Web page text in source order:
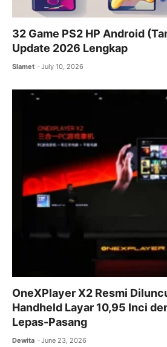
32 Game PS2 HP Android
Update 2026 Lengkap
Slamet July 10, 2026
OneXPlayer X2 Resmi
Handheld Layar 10,95 Inci
Lepas-Pasang
Dewita June 23, 2026